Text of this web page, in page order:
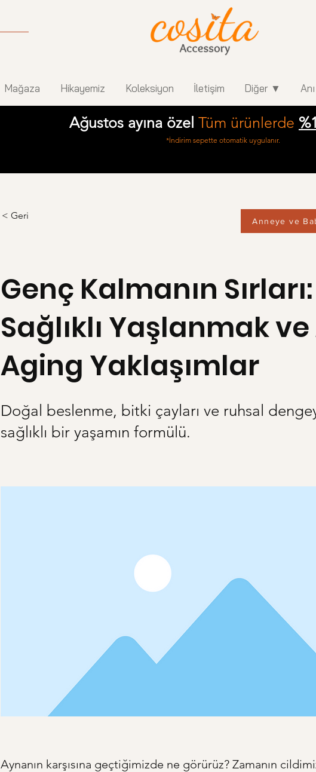
Mağaza Hikayemiz Koleksiyon İletişim Diğer ▼
Ağustos ayına özel Tüm ürünlerde
*İndirim sepette otomatik uygulanır.
< Geri Anneye ve
Genç Kalmanın Sırları:
Sağlıklı Yaşlanmak
Aging Yaklaşımlar
Doğal beslenme, bitki çayları ve ruhsal
sağlıklı bir yaşamın formülü.
Aynanın karşısına geçtiğimizde ne görürüz? Zamanın